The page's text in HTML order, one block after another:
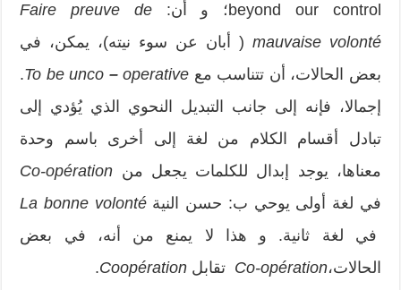
beyond our control؛ و أن:
Faire preuve de
mauvaise volonté ( أبان عن سوء نيته)، يمكن، في
بعض الحالات، أن تتناسب مع
To be unco – operative
.
إجمالا، فإنه إلى جانب التبديل النحوي الذي يُؤدي إلى
تبادل أقسام الكلام من لغة إلى أخرى باسم وحدة
معناها، يوجد إبدال للكلمات يجعل من Co-opération
في لغة أولى يوحي ب: حسن النيةLa bonne volonté
في لغة ثانية. و هذا لا يمنع من أنه، في بعض
الحالات،Co-opération تقابلCoopération
.